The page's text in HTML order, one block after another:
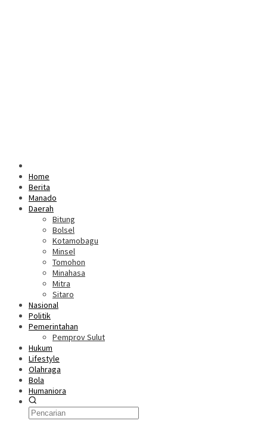
Home
Berita
Manado
Daerah
Bitung
Bolsel
Kotamobagu
Minsel
Tomohon
Minahasa
Mitra
Sitaro
Nasional
Politik
Pemerintahan
Pemprov Sulut
Hukum
Lifestyle
Olahraga
Bola
Humaniora